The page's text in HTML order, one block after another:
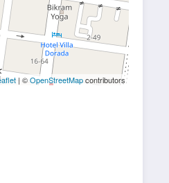
| ©OpenStreetMapcontributors